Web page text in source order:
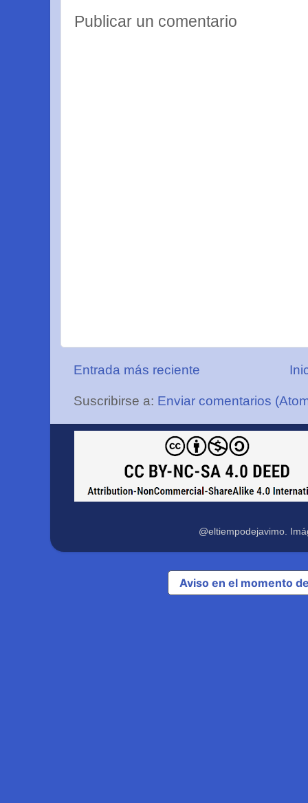
Publicar un comentario
Entrada más reciente
Suscribirse a: Enviar comentarios
@eltiempodejavimo.
Aviso en el momento